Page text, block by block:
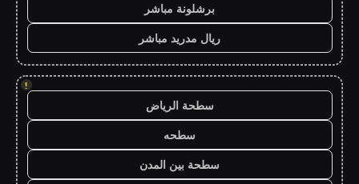
برشلونة مباشر
ريال مدريد مباشر
!
سطحة الرياض
سطحه
سطحة بين المدن